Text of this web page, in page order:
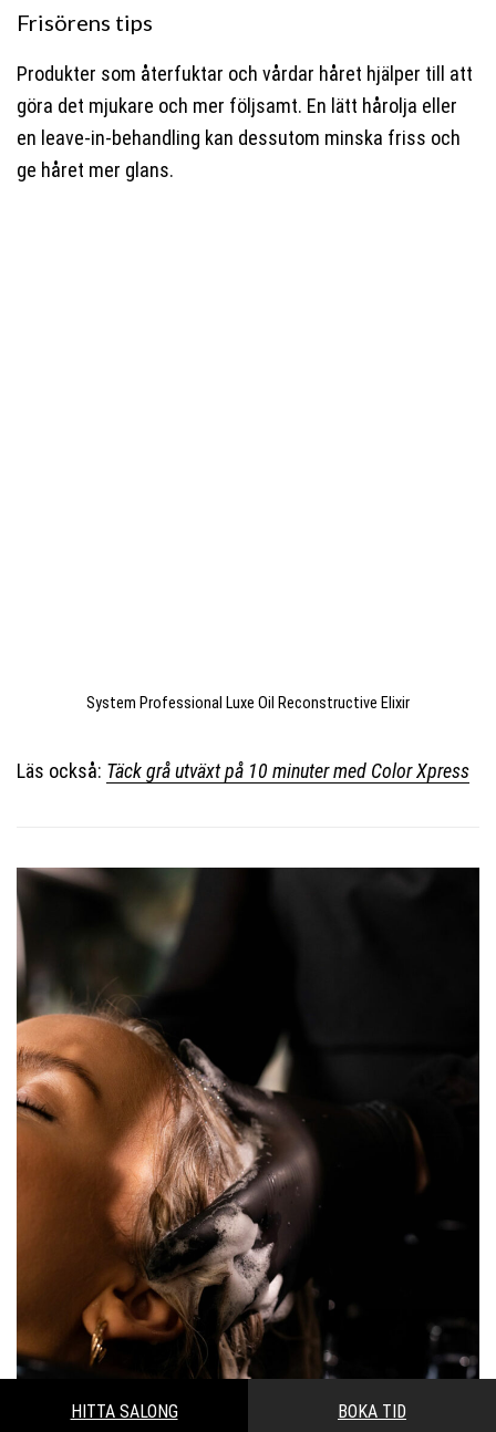
Frisörens tips
Produkter som återfuktar och vårdar håret hjälper till att
göra det mjukare och mer följsamt. En lätt hårolja eller
en leave-in-behandling kan dessutom minska friss och
ge håret mer glans.
System Professional Luxe Oil Reconstructive Elixir
Läs också: Täck grå utväxt på 10 minuter med Color Xpress
HITTA SALONG BOKA TID